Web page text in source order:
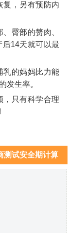
复，另有预防内
臀部的赘肉、
14天就可以最
乳的妈妈比力能
发生率。
，只有科学合理
测试安全期计算